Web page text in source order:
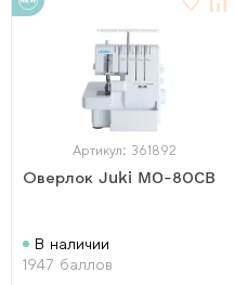
Артикул: 361892
Оверлок Juki MO-80CB
В наличии
1947 баллов